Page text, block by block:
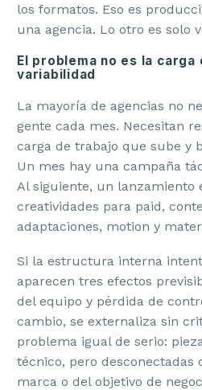
los formatos. Eso es
una agencia. Lo otro es solo
El problema no es la carga
variabilidad
La mayoría de agencias no
gente cada mes. Necesitan
carga de trabajo que sube y
Un mes hay una campaña
Al siguiente, un lanzamiento
creatividades para paid,
adaptaciones, motion y
Si la estructura interna
aparecen tres efectos
del equipo y pérdida de
cambio, se externaliza sin
problema igual de serio:
técnico, pero desconectadas
marca o del objetivo de